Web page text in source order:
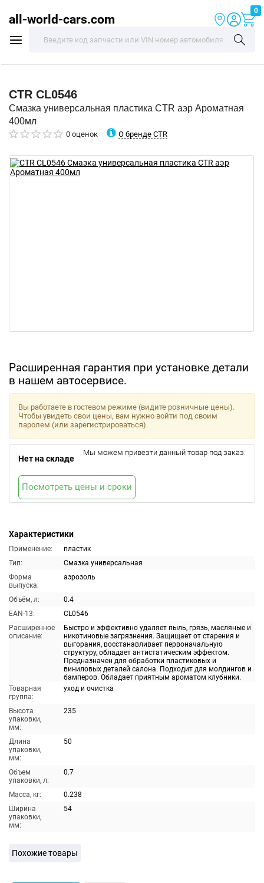
all-world-cars.com
0
CTR CL0546
Смазка универсальная пластика CTR аэр Ароматная
400мл
0 оценок О бренде CTR
Расширенная гарантия при установке детали
в нашем автосервисе.
Характеристики
Применение:
пластик
Тип:
Смазка универсальная
Форма
выпуска:
аэрозоль
Объём, л:
0.4
EAN-13:
CL0546
Расширенное
описание:
Быстро и эффективно удаляет пыль, грязь, масляные и
никотиновые загрязнения. Защищает от старения и
выгорания, восстанавливает первоначальную
структуру, обладает антистатическим эффектом.
Предназначен для обработки пластиковых и
виниловых деталей салона. Подходит для молдингов и
бамперов. Обладает приятным ароматом клубники.
Товарная
группа:
уход и очистка
Высота
упаковки,
мм:
235
Длина
упаковки,
мм:
50
Объем
упаковки, л:
0.7
Масса, кг:
0.238
Ширина
упаковки,
мм:
54
Вы работаете в гостевом режиме (видите розничные цены).
Чтобы увидеть свои цены, вам нужно войти под своим
паролем (или зарегистрироваться).
Нет на складе
Мы можем привезти данный товар под заказ.
Посмотреть цены и сроки
Похожие товары